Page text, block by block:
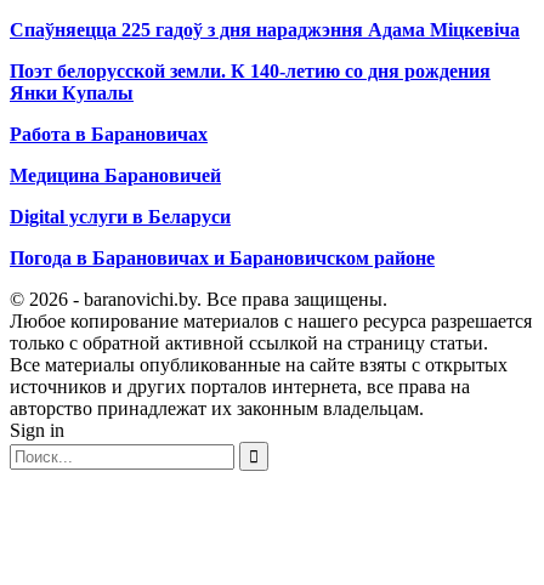
Спаўняецца 225 гадоў з дня нараджэння Адама Міцкевіча
Поэт белорусской земли. К 140-летию со дня рождения
Янки Купалы
Работа в Барановичах
Медицина Барановичей
Digital услуги в Беларуси
Погода в Барановичах и Барановичском районе
© 2026 - baranovichi.by. Все права защищены.
Любое копирование материалов с нашего ресурса разрешается
только с обратной активной ссылкой на страницу статьи.
Все материалы опубликованные на сайте взяты с открытых
источников и других порталов интернета, все права на
авторство принадлежат их законным владельцам.
Sign in